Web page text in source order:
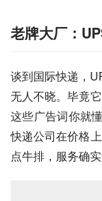
老牌大厂：
谈到国际快递，
无人不晓。毕竟
这些广告词你就
快递公司在价格
点牛排，服务确